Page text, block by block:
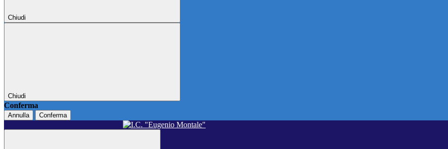
Chiudi
Chiudi
Conferma
Annulla Conferma